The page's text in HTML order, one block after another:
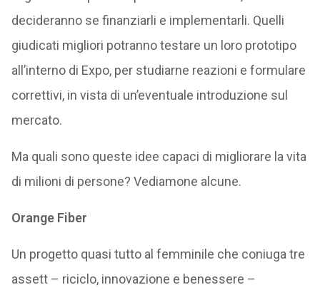
decideranno se finanziarli e implementarli. Quelli
giudicati migliori potranno testare un loro prototipo
all’interno di Expo, per studiarne reazioni e formulare
correttivi, in vista di un’eventuale introduzione sul
mercato.
Ma quali sono queste idee capaci di migliorare la vita
di milioni di persone? Vediamone alcune.
Orange Fiber
Un progetto quasi tutto al femminile che coniuga tre
assett – riciclo, innovazione e benessere –